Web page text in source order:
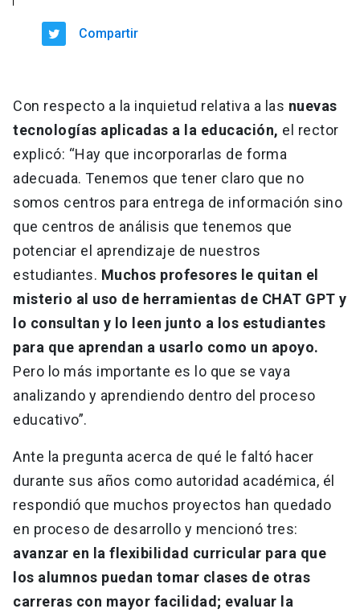
Compartir
Con respecto a la inquietud relativa a las nuevas
tecnologías aplicadas a la educación, el rector
explicó: “Hay que incorporarlas de forma
adecuada. Tenemos que tener claro que no
somos centros para entrega de información sino
que centros de análisis que tenemos que
potenciar el aprendizaje de nuestros
estudiantes. Muchos profesores le quitan el
misterio al uso de herramientas de CHAT GPT y
lo consultan y lo leen junto a los estudiantes
para que aprendan a usarlo como un apoyo.
Pero lo más importante es lo que se vaya
analizando y aprendiendo dentro del proceso
educativo”.
Ante la pregunta acerca de qué le faltó hacer
durante sus años como autoridad académica, él
respondió que muchos proyectos han quedado
en proceso de desarrollo y mencionó tres:
avanzar en la flexibilidad curricular para que
los alumnos puedan tomar clases de otras
carreras con mayor facilidad; evaluar la